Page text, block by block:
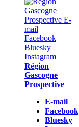
Région
Gascogne
Prospective
E-mail
Facebook
Bluesky